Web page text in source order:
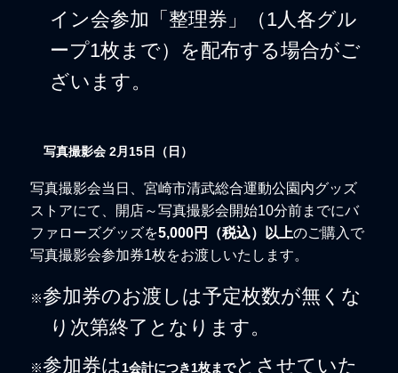
イン会参加「整理券」（1人各グル
ープ1枚まで）を配布する場合がご
ざいます。
写真撮影会 2月15日（ 日 ）
写真撮影会当日、宮崎市清武総合運動公園内グッズ
ストアにて、開店～写真撮影会開始10分前までにバ
ファローズグッズを5,000円（税込）以上のご購入で
写真撮影会参加券1枚をお渡しいたします。
※参加券のお渡しは予定枚数が無くな
り次第終了となります。
※参加券は 1会計につき1枚までとさせていた